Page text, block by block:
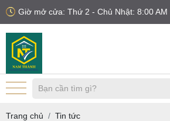
Giờ mở cửa: Thứ 2 - Chủ Nhật: 8:00 AM
Trang chủ
Tin tức